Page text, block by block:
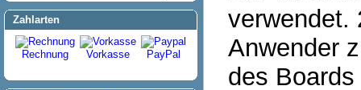
Zahlarten
Rechnung Vorkasse PayPal
verwendet.
Anwender
des